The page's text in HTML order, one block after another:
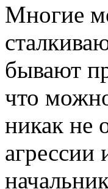
Многие
бывают
что
никак не
агрессии